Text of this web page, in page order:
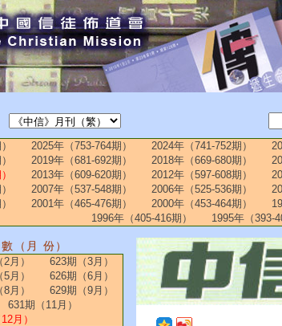
2025年（753-764期） 2024年（741-752期）
2019年（681-692期） 2018年（669-680期）
2013年（609-620期） 2012年（597-608期）
2007年（537-548期） 2006年（525-536期）
2001年（465-476期） 2000年（453-464期）
1996年（405-416期）
1995年（393-
（月 份）
月）
623期（3月）
月）
626期（6月）
月）
629期（9月）
631期（11月）
月）